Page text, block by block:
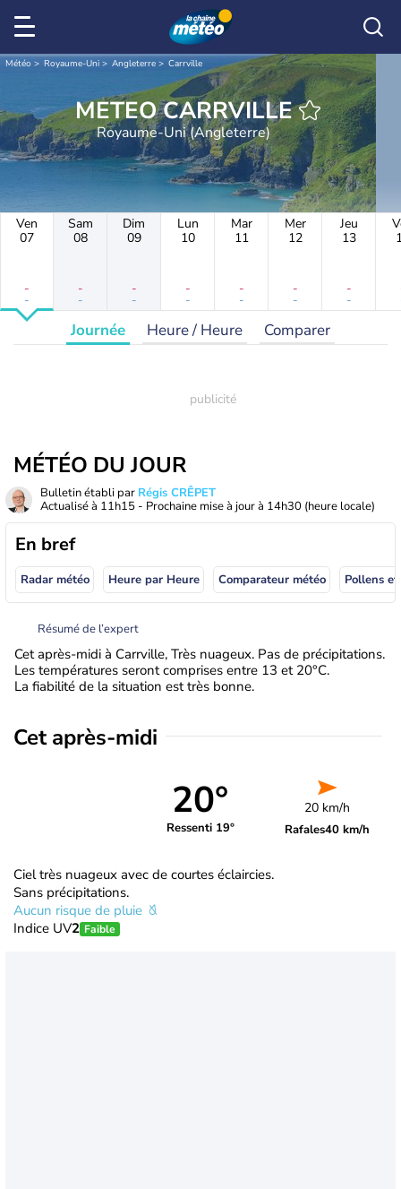
Météo Royaume-Uni Angleterre Carrville
METEO CARRVILLE
Royaume-Uni (Angleterre)
Ven
07
-
-
Sam
08
-
-
Dim
09
-
-
Lun
10
-
-
Mar
11
-
-
Mer
12
-
-
Jeu
13
-
-
Journée Heure / Heure Comparer
MÉTÉO DU JOUR
Bulletin établi par Régis CRÊPET
Actualisé à 11h15 - Prochaine mise à jour à 14h30 (heure locale)
En bref
Radar météo Heure par Heure Comparateur météo Pollens
Résumé de l’expert
Cet après-midi à Carrville, Très nuageux. Pas de précipitations.
Les températures seront comprises entre 13 et 20°C.
La fiabilité de la situation est très bonne.
Cet après-midi
20°
Ressenti 19°
20 km/h
Rafales40 km/h
Ciel très nuageux avec de courtes éclaircies.
Sans précipitations.
Aucun risque de pluie
Indice UV2 Faible